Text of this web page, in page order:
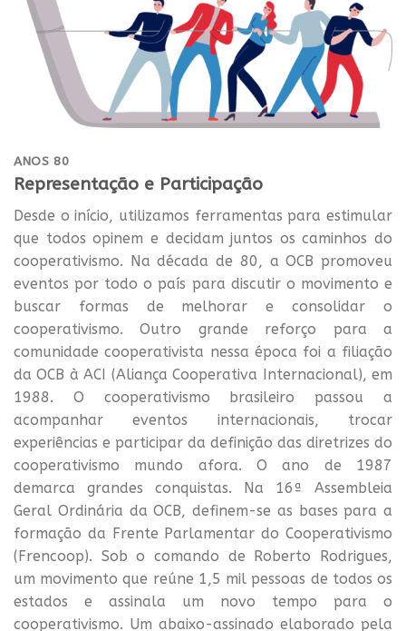
ANOS 80
Representação e Participação
Desde o início, utilizamos ferramentas para estimular
que todos opinem e decidam juntos os caminhos do
cooperativismo. Na década de 80, a OCB promoveu
eventos por todo o país para discutir o movimento e
buscar formas de melhorar e consolidar o
cooperativismo. Outro grande reforço para a
comunidade cooperativista nessa época foi a filiação
da OCB à ACI (Aliança Cooperativa Internacional), em
1988. O cooperativismo brasileiro passou a
acompanhar eventos internacionais, trocar
experiências e participar da definição das diretrizes do
cooperativismo mundo afora. O ano de 1987
demarca grandes conquistas. Na 16ª Assembleia
Geral Ordinária da OCB, definem-se as bases para a
formação da Frente Parlamentar do Cooperativismo
(Frencoop). Sob o comando de Roberto Rodrigues,
um movimento que reúne 1,5 mil pessoas de todos os
estados e assinala um novo tempo para o
cooperativismo. Um abaixo-assinado elaborado pela